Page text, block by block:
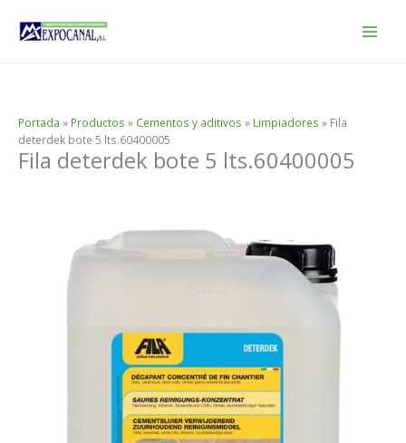
Portada » Productos » Cementos y aditivos » Limpiadores » Fila
deterdek bote 5 lts.60400005
Fila deterdek bote 5 lts.60400005